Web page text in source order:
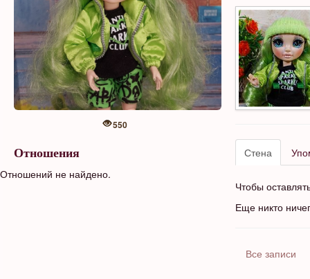
550
Отношения
Отношений не найдено.
Стена
Чтобы
Еще никто
Все записи